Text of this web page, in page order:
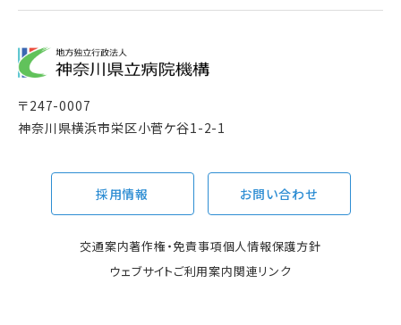
〒247-0007
神奈川県横浜市栄区小菅ケ谷1-2-1
採用情報 お問い合わせ
交通案内著作権・免責事項個人情報保護方針
ウェブサイトご利用案内関連リンク